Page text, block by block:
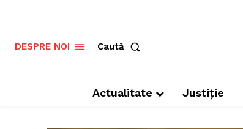
DESPRE NOI Caută
Actualitate Justiție